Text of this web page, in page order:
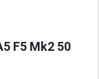
F5 Mk2 50